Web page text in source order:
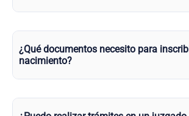
¿Qué documentos necesito para
nacimiento?